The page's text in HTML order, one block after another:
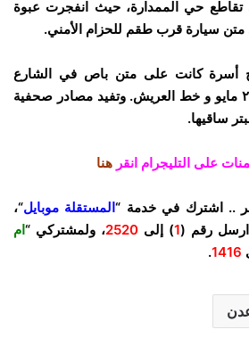
تقاطع حي الممدارة، حيث انفجرت عبوة
سيارة قرب طقم للحزام الأمني.
أسرة كانت على متن باص في الشارع
الرئيسي المؤدي ملعب ٢٢ مايو و خط العريش. وتفيد مصادر صحفية
ساقيها.
على التليجرام انقر هنا
.. اشترك في خدمة “المستقلة موبايل“،
رقم (1) إلى 2520، ولمشتركي “ام
1416
.